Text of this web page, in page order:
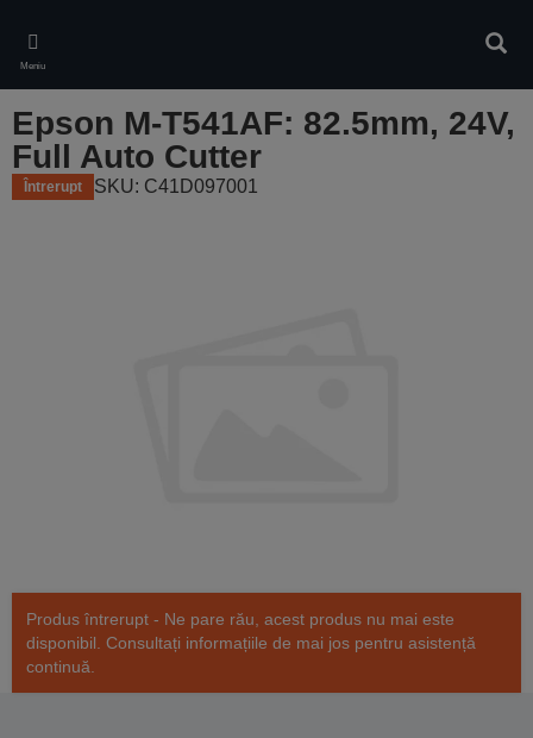
main
content
Meniu
Epson M-T541AF: 82.5mm, 24V,
Full Auto Cutter
Întrerupt SKU: C41D097001
Produs întrerupt - Ne pare rău, acest produs nu mai este
disponibil. Consultați informațiile de mai jos pentru asistență
continuă.